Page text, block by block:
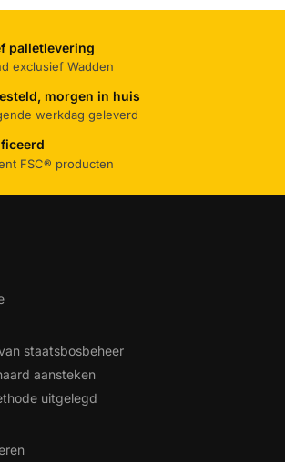
palletlevering
exclusief Wadden
morgen in huis
werkdag geleverd
FSC® producten
staatsbosbeheer
aansteken
uitgelegd